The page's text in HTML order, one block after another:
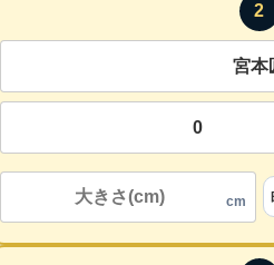
2
cm